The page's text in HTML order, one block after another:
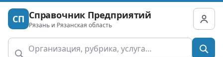
СП Справочник Предприятий
Рязань и Рязанская область